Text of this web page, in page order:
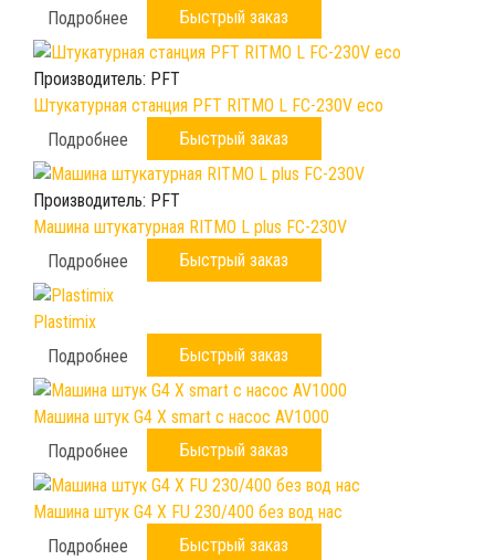
Подробнее
Быстрый заказ
Производитель: PFT
Штукатурная станция PFT RITMO L FC-230V eco
Подробнее
Быстрый заказ
Производитель: PFT
Машина штукатурная RITMO L plus FC-230V
Подробнее
Быстрый заказ
Plastimix
Подробнее
Быстрый заказ
Машина штук G4 X smart с насос AV1000
Подробнее
Быстрый заказ
Машина штук G4 X FU 230/400 без вод нас
Подробнее
Быстрый заказ